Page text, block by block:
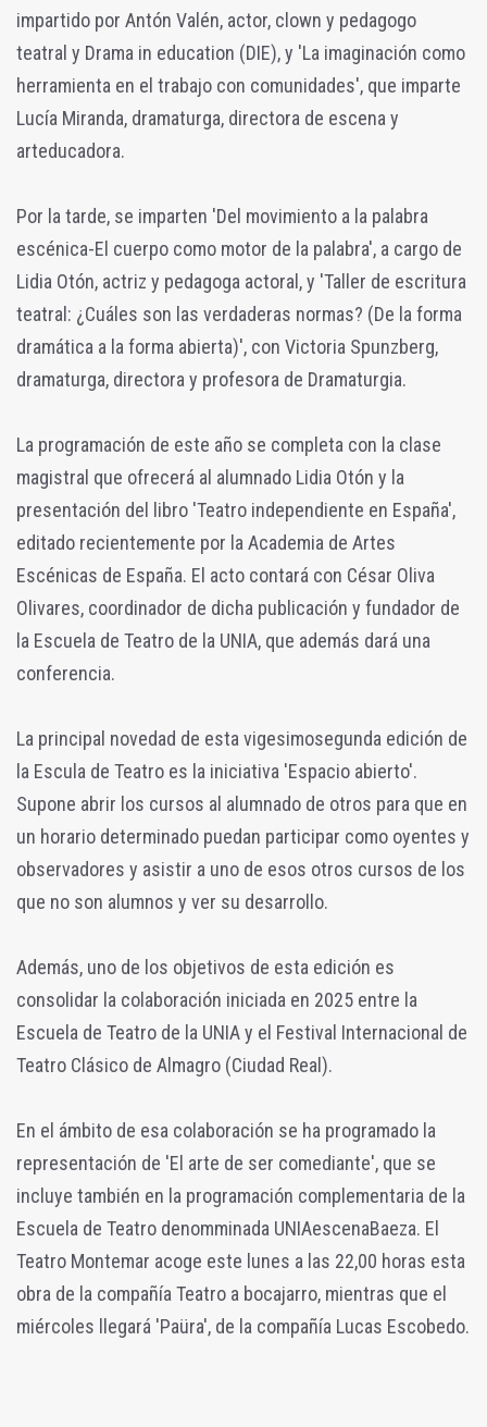
impartido por Antón Valén, actor, clown y pedagogo
teatral y Drama in education (DIE), y 'La imaginación como
herramienta en el trabajo con comunidades', que imparte
Lucía Miranda, dramaturga, directora de escena y
arteducadora.
Por la tarde, se imparten 'Del movimiento a la palabra
escénica-El cuerpo como motor de la palabra', a cargo de
Lidia Otón, actriz y pedagoga actoral, y 'Taller de escritura
teatral: ¿Cuáles son las verdaderas normas? (De la forma
dramática a la forma abierta)', con Victoria Spunzberg,
dramaturga, directora y profesora de Dramaturgia.
La programación de este año se completa con la clase
magistral que ofrecerá al alumnado Lidia Otón y la
presentación del libro 'Teatro independiente en España',
editado recientemente por la Academia de Artes
Escénicas de España. El acto contará con César Oliva
Olivares, coordinador de dicha publicación y fundador de
la Escuela de Teatro de la UNIA, que además dará una
conferencia.
La principal novedad de esta vigesimosegunda edición de
la Escula de Teatro es la iniciativa 'Espacio abierto'.
Supone abrir los cursos al alumnado de otros para que en
un horario determinado puedan participar como oyentes y
observadores y asistir a uno de esos otros cursos de los
que no son alumnos y ver su desarrollo.
Además, uno de los objetivos de esta edición es
consolidar la colaboración iniciada en 2025 entre la
Escuela de Teatro de la UNIA y el Festival Internacional de
Teatro Clásico de Almagro (Ciudad Real).
En el ámbito de esa colaboración se ha programado la
representación de 'El arte de ser comediante', que se
incluye también en la programación complementaria de la
Escuela de Teatro denomminada UNIAescenaBaeza. El
Teatro Montemar acoge este lunes a las 22,00 horas esta
obra de la compañía Teatro a bocajarro, mientras que el
miércoles llegará 'Paüra', de la compañía Lucas Escobedo.